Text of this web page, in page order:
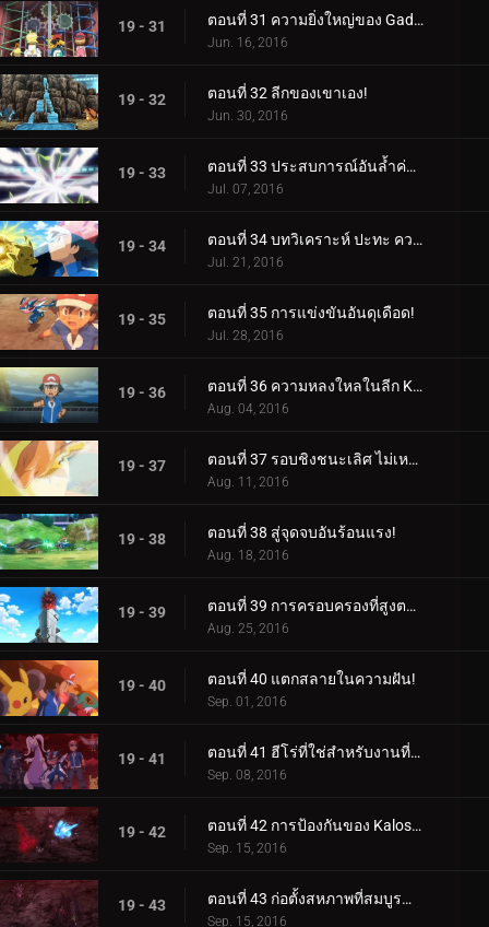
19 - 31 ตอนที่ 31 ความยิ่งใหญ่ของ Gadget มากมาย!
Jun. 16, 2016
19 - 32 ตอนที่ 32 ลีกของเขาเอง!
Jun. 30, 2016
19 - 33 ตอนที่ 33 ประสบการณ์อันล้ำค่าสำหรับทุกคน!
Jul. 07, 2016
19 - 34 ตอนที่ 34 บทวิเคราะห์ ปะทะ ความหลงใหล!
Jul. 21, 2016
19 - 35 ตอนที่ 35 การแข่งขันอันดุเดือด!
Jul. 28, 2016
19 - 36 ตอนที่ 36 ความหลงใหลในลีก Kalos พร้อมเปลวไฟที่แน่นอน!
Aug. 04, 2016
19 - 37 ตอนที่ 37 รอบชิงชนะเลิศ ไม่เหมาะกับคนใจเสาะ!
Aug. 11, 2016
19 - 38 ตอนที่ 38 สู่จุดจบอันร้อนแรง!
Aug. 18, 2016
19 - 39 ตอนที่ 39 การครอบครองที่สูงตระหง่าน!
Aug. 25, 2016
19 - 40 ตอนที่ 40 แตกสลายในความฝัน!
Sep. 01, 2016
19 - 41 ตอนที่ 41 ฮีโร่ที่ใช่สำหรับงานที่ใช่!
Sep. 08, 2016
19 - 42 ตอนที่ 42 การป้องกันของ Kalos สุดมันส์!
Sep. 15, 2016
19 - 43 ตอนที่ 43 ก่อตั้งสหภาพที่สมบูรณ์แบบยิ่งขึ้น!
Sep. 15, 2016